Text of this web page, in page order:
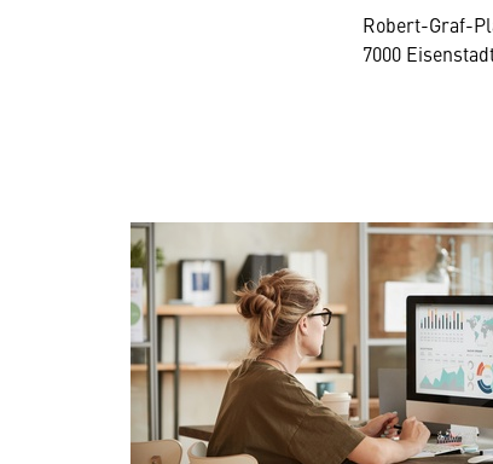
Robert-Graf-
7000